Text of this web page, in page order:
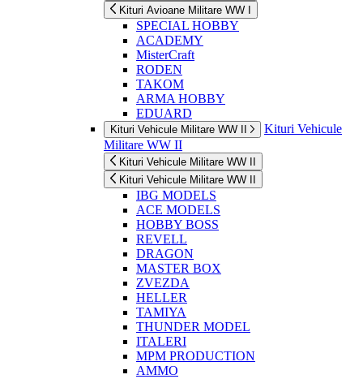
Kituri Avioane Militare WW I
SPECIAL HOBBY
ACADEMY
MisterCraft
RODEN
TAKOM
ARMA HOBBY
EDUARD
Kituri Vehicule Militare WW II
Kituri Vehicule
Militare WW II
Kituri Vehicule Militare WW II
Kituri Vehicule Militare WW II
IBG MODELS
ACE MODELS
HOBBY BOSS
REVELL
DRAGON
MASTER BOX
ZVEZDA
HELLER
TAMIYA
THUNDER MODEL
ITALERI
MPM PRODUCTION
AMMO